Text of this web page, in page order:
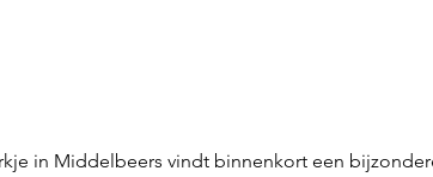
in Middelbeers vindt binnenkort een